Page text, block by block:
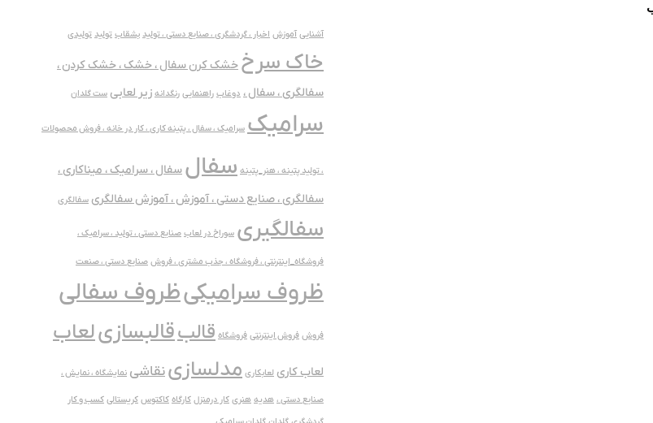
آشنایی آموزش اخبار ، گردشگری ، صنایع دستی ، تولید بشقاب تولید تولیدی
خاک سرخ خشک کرن سفال ، خشک ، خشک کردن ،
سفالگری ، سفال ، دوغاب راهنمایی رنگدانه زیر لعابی ست گلدان
سرامیک سرامیک ، سفال ، پتینه کاری ، کار در خانه ، فروش محصولات
، تولید پتینه ، هنر_پتینه سفال سفال ، سرامیک ، میناکاری ،
سفالگری ، صنایع دستی ، آموزش ، آموزش سفالگری سفالگری
سفالگیری سوراخ در لعاب صنایع دستی ، تولید ، سرامیک ،
فروشگاه_اینترنتی ، فروشگاه ، جذب مشتری ، فروش صنایع دستی ، صنعت
ظروف سرامیکیظروف سفالی
فروش فروش اینترنتی فروشگاه قالبقالبسازیلعاب
لعاب کاری لعابکاری مدلسازینقاشی نمایشگاه ، نمایش ،
صنایع دستی ، هدیه هنری کار درمنزل کارگاه کاکتوس کریستالی کسب و کار